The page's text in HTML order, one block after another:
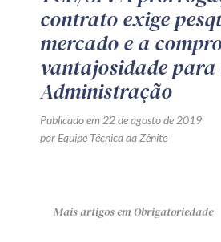
contrato exige
mercado e a
vantajosidade para
Administração
Publicado em 22 de agosto de 2019
por Equipe Técnica da Zênite
Mais artigos em Obrigatoriedade